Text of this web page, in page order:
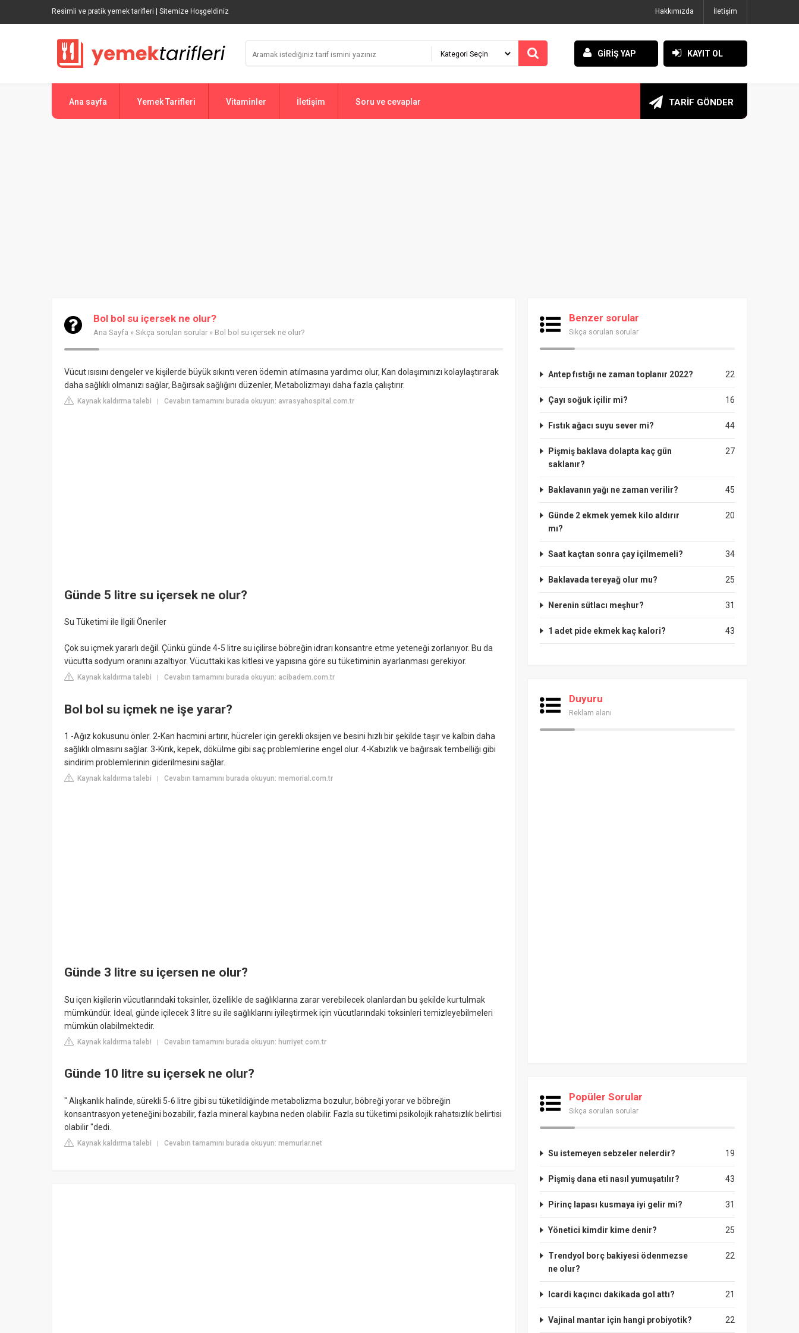
Resimli ve pratik yemek tarifleri | Sitemize Hoşgeldiniz Hakkımızda İletişim
GİRİŞ YAP KAYIT OL
Ana sayfa Yemek Tarifleri Vitaminler İletişim Soru ve cevaplar TARİF GÖNDER
Bol bol su içersek ne olur?
Ana Sayfa » Sıkça sorulan sorular » Bol bol su içersek ne olur?
Vücut ısısını dengeler ve kişilerde büyük sıkıntı veren ödemin atılmasına yardımcı olur, Kan dolaşımınızı kolaylaştırarak
daha sağlıklı olmanızı sağlar, Bağırsak sağlığını düzenler, Metabolizmayı daha fazla çalıştırır.
Kaynak kaldırma talebi | Cevabın tamamını burada okuyun: avrasyahospital.com.tr
Günde 5 litre su içersek ne olur?
Su Tüketimi ile İlgili Öneriler
Çok su içmek yararlı değil. Çünkü günde 4-5 litre su içilirse böbreğin idrarı konsantre etme yeteneği zorlanıyor. Bu da
vücutta sodyum oranını azaltıyor. Vücuttaki kas kitlesi ve yapısına göre su tüketiminin ayarlanması gerekiyor.
Kaynak kaldırma talebi Cevabın tamamını burada okuyun: acibadem.com.tr
Bol bol su içmek ne işe yarar?
1 -Ağız kokusunu önler. 2-Kan hacmini artırır, hücreler için gerekli oksijen ve besini hızlı bir şekilde taşır ve kalbin daha
sağlıklı olmasını sağlar. 3-Kırık, kepek, dökülme gibi saç problemlerine engel olur. 4-Kabızlık ve bağırsak tembelliği gibi
sindirim problemlerinin giderilmesini sağlar.
Kaynak kaldırma talebi Cevabın tamamını burada okuyun: memorial.com.tr
Günde 3 litre su içersen ne olur?
Su içen kişilerin vücutlarındaki toksinler, özellikle de sağlıklarına zarar verebilecek olanlardan bu şekilde kurtulmak
mümkündür. İdeal, günde içilecek 3 litre su ile sağlıklarını iyileştirmek için vücutlarındaki toksinleri temizleyebilmeleri
mümkün olabilmektedir.
Kaynak kaldırma talebi | Cevabın tamamını burada okuyun: hurriyet.com.tr
Günde 10 litre su içersek ne olur?
" Alışkanlık halinde, sürekli 5-6 litre gibi su tüketildiğinde metabolizma bozulur, böbreği yorar ve böbreğin
konsantrasyon yeteneğini bozabilir, fazla mineral kaybına neden olabilir. Fazla su tüketimi psikolojik rahatsızlık belirtisi
olabilir "dedi.
Kaynak kaldırma talebi | Cevabın tamamını burada okuyun: memurlar.net
Benzer sorular
Sıkça sorulan sorular
22
Antep fıstığı ne zaman toplanır 2022?
16
Çayı soğuk içilir mi?
44
Fıstık ağacı suyu sever mi?
27
Pişmiş baklava dolapta kaç gün
saklanır?
45
Baklavanın yağı ne zaman verilir?
20
Günde 2 ekmek yemek kilo aldırır
mı?
34
Saat kaçtan sonra çay içilmemeli?
25
Baklavada tereyağ olur mu?
31
Nerenin sütlacı meşhur?
43
1 adet pide ekmek kaç kalori?
Duyuru
Reklam alanı
Popüler Sorular
Sıkça sorulan sorular
19
Su istemeyen sebzeler nelerdir?
43
Pişmiş dana eti nasıl yumuşatılır?
31
Pirinç lapası kusmaya iyi gelir mi?
25
Yönetici kimdir kime denir?
22
Trendyol borç bakiyesi ödenmezse
ne olur?
21
Icardi kaçıncı dakikada gol attı?
22
Vajinal mantar için hangi probiyotik?